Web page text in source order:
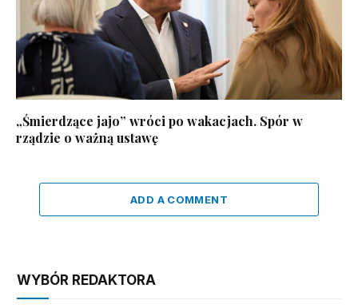
„Śmierdzące jajo” wróci po wakacjach. Spór w
rządzie o ważną ustawę
ADD A COMMENT
WYBÓR REDAKTORA